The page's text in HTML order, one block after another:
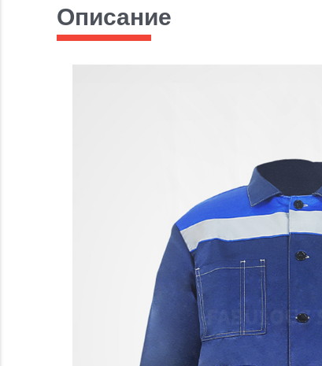
Описание